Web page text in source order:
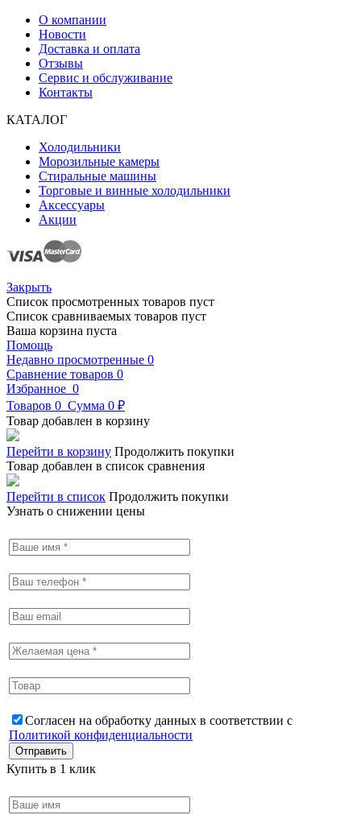
О компании
Новости
Доставка и оплата
Отзывы
Сервис и обслуживание
Контакты
КАТАЛОГ
Холодильники
Морозильные камеры
Стиральные машины
Торговые и винные холодильники
Аксессуары
Акции
Закрыть
Список просмотренных товаров пуст
Список сравниваемых товаров пуст
Ваша корзина пуста
Помощь
Недавно просмотренные 0
Сравнение товаров 0
Избранное 0
Товаров 0 Сумма 0 ₽
Товар добавлен в корзину
Перейти в корзину Продолжить покупки
Товар добавлен в список сравнения
Перейти в список Продолжить покупки
Узнать о снижении цены
Согласен на обработку данных в соответствии с
Политикой конфиденциальности
Купить в 1 клик